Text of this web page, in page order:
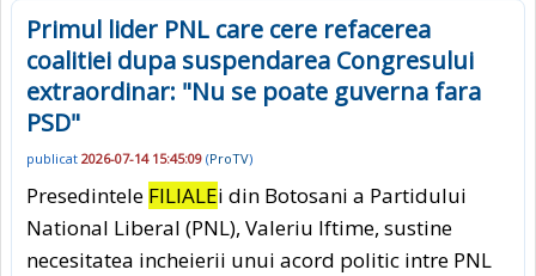
Primul lider PNL care cere refacerea
coalitiei dupa suspendarea Congresului
extraordinar: "Nu se poate guverna fara
PSD"
publicat 2026-07-14 15:45:09 (ProTV)
Presedintele FILIALEi din Botosani a Partidului
National Liberal (PNL), Valeriu Iftime, sustine
necesitatea incheierii unui acord politic intre PNL